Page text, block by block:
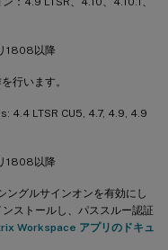
1808以降
行います。
4.4 LTSR CU5, 4.7, 4.9, 4.9
1808以降
グルサインオンを有効にし
ストールし、パススルー認証
Workspace アプリのドキュ